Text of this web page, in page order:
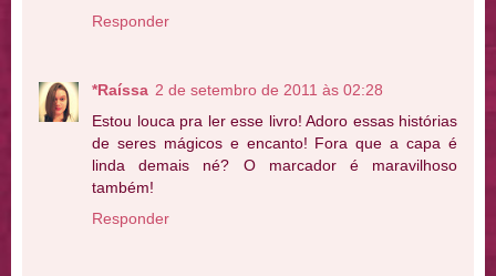
Responder
*Raíssa 2 de setembro de 2011 às 02:28
Estou louca pra ler esse livro! Adoro essas histórias
de seres mágicos e encanto! Fora que a capa é
linda demais né? O marcador é maravilhoso
também!
Responder